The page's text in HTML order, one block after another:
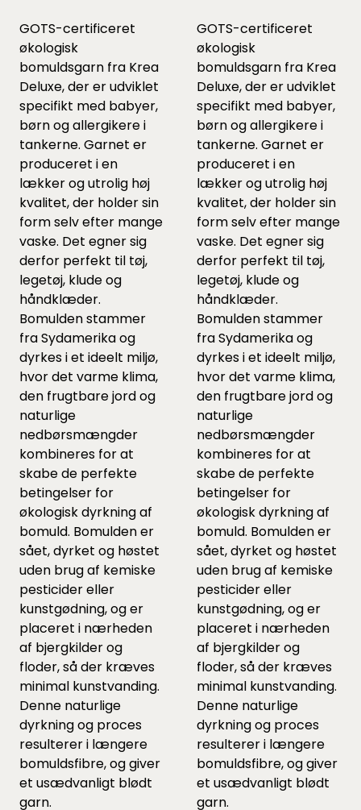
GOTS-certificeret
økologisk
bomuldsgarn fra Krea
Deluxe, der er udviklet
specifikt med babyer,
børn og allergikere i
tankerne. Garnet er
produceret i en
lækker og utrolig høj
kvalitet, der holder sin
form selv efter mange
vaske. Det egner sig
derfor perfekt til tøj,
legetøj, klude og
håndklæder.
Bomulden stammer
fra Sydamerika og
dyrkes i et ideelt miljø,
hvor det varme klima,
den frugtbare jord og
naturlige
nedbørsmængder
kombineres for at
skabe de perfekte
betingelser for
økologisk dyrkning af
bomuld. Bomulden er
sået, dyrket og høstet
uden brug af kemiske
pesticider eller
kunstgødning, og er
placeret i nærheden
af bjergkilder og
floder, så der kræves
minimal kunstvanding.
Denne naturlige
dyrkning og proces
resulterer i længere
bomuldsfibre, og giver
et usædvanligt blødt
garn.
GOTS-certificeret
økologisk
bomuldsgarn fra Krea
Deluxe, der er udviklet
specifikt med babyer,
børn og allergikere i
tankerne. Garnet er
produceret i en
lækker og utrolig høj
kvalitet, der holder sin
form selv efter mange
vaske. Det egner sig
derfor perfekt til tøj,
legetøj, klude og
håndklæder.
Bomulden stammer
fra Sydamerika og
dyrkes i et ideelt miljø,
hvor det varme klima,
den frugtbare jord og
naturlige
nedbørsmængder
kombineres for at
skabe de perfekte
betingelser for
økologisk dyrkning af
bomuld. Bomulden er
sået, dyrket og høstet
uden brug af kemiske
pesticider eller
kunstgødning, og er
placeret i nærheden
af bjergkilder og
floder, så der kræves
minimal kunstvanding.
Denne naturlige
dyrkning og proces
resulterer i længere
bomuldsfibre, og giver
et usædvanligt blødt
garn.